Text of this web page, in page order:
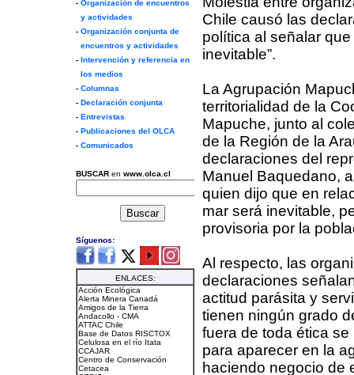
Chile causó las
política al señalar
inevitable”.
La Agrupación
territorialidad de la
Mapuche, junto al
de la Región de la
declaraciones del
Manuel Baquedano,
quien dijo que en
mar será inevitable,
provisoria por la
Al respecto, las
declaraciones
actitud parásita y
tienen ningún grado
fuera de toda ética
para aparecer en la
haciendo negocio de